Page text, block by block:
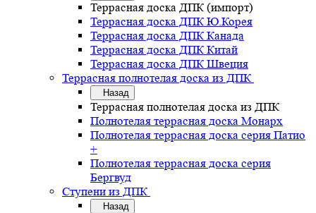
Террасная доска ДПК (импорт)
Террасная доска ДПК Ю.Корея
Террасная доска ДПК Канада
Террасная доска ДПК Китай
Террасная доска ДПК Швеция
Террасная полнотелая доска из ДПК
Назад
Террасная полнотелая доска из ДПК
Полнотелая террасная доска Монарх
Полнотелая террасная доска серия Патио
+
Полнотелая террасная доска серия
Бергвуд
Ступени из ДПК
Назад